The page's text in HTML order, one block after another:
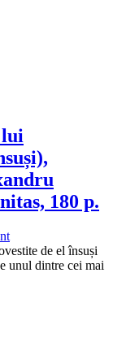
180 p.
de el însuși
unul dintre cei mai